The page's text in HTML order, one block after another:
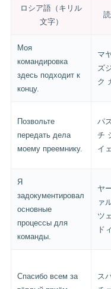
ロシア語（キリル
文字）
Моя
командировка
здесь подходит к
концу.
マ
ズ
ク
Позвольте
передать дела
моему преемнику.
パ
チ
イ
Я
задокументировал
основные
процессы для
команды.
ヤ
ァ
ツ
ドィ
Спасибо всем за
ス